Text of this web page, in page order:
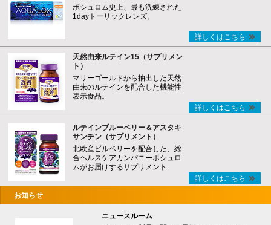
ボシュロム史上、最も洗練された
1dayトーリックレンズ。
詳しくはこちら
天然由来ルテイン15（サプリメン
ト）
マリーゴールドから抽出した天然
由来のルテインを配合した機能性
表示食品。
詳しくはこちら
ルテインブルーベリー＆アスタキ
サンチン（サプリメント）
北欧産ビルベリーを配合した、総
合ヘルスケアカンパニーボシュロ
ムがお届けするサプリメント
詳しくはこちら
お知らせ
ニュースルーム